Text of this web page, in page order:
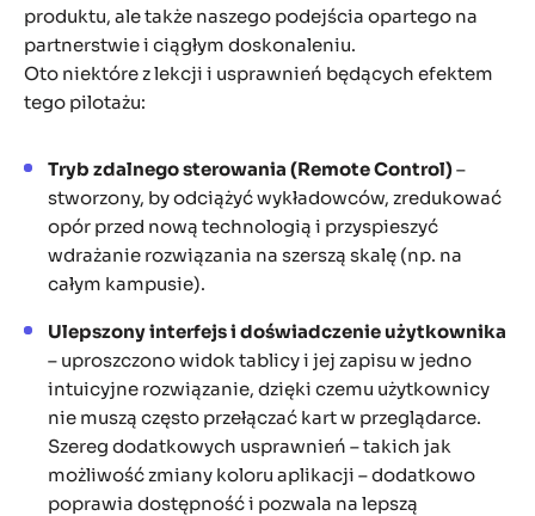
produktu, ale także naszego podejścia opartego na
partnerstwie i ciągłym doskonaleniu.
Oto niektóre z lekcji i usprawnień będących efektem
tego pilotażu:
Tryb zdalnego sterowania (Remote Control)–
stworzony, by odciążyć wykładowców, zredukować
opór przed nową technologią i przyspieszyć
wdrażanie rozwiązania na szerszą skalę (np. na
całym kampusie).
Ulepszony interfejs i doświadczenie użytkownika
– uproszczono widok tablicy i jej zapisu w jedno
intuicyjne rozwiązanie, dzięki czemu użytkownicy
nie muszą często przełączać kart w przeglądarce.
Szereg dodatkowych usprawnień – takich jak
możliwość zmiany koloru aplikacji – dodatkowo
poprawia dostępność i pozwala na lepszą